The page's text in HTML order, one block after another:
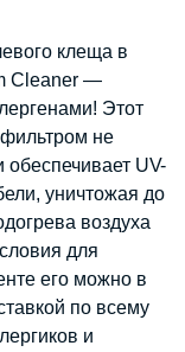
клеща в
Cleaner —
Этот
не
UV-
уничтожая до
воздуха
для
его можно в
по всему
и